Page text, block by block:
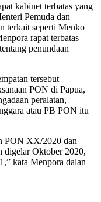
kabinet terbatas yang
Pemuda dan
terkait seperti Menko
rapat terbatas
penundaan
tersebut
PON di Papua,
peralatan,
atau PB PON itu
PON XX/2020 dan
digelar Oktober 2020,
kata Menpora dalan